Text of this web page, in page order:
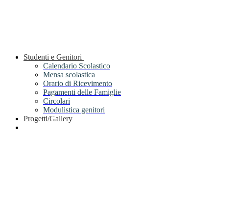
Studenti e Genitori
Calendario Scolastico
Mensa scolastica
Orario di Ricevimento
Pagamenti delle Famiglie
Circolari
Modulistica genitori
Progetti/Gallery